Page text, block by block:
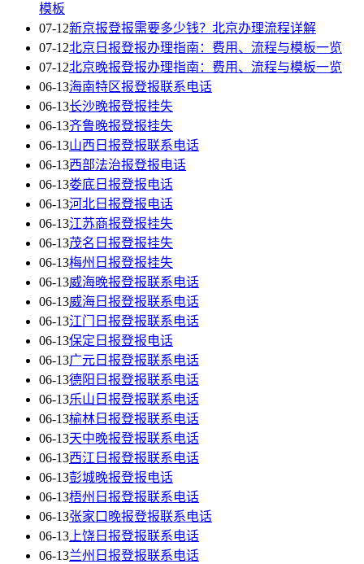
模板
07-12新京报登报需要多少钱？北京办理流程详解
07-12北京日报登报办理指南：费用、流程与模板一览
07-12北京晚报登报办理指南：费用、流程与模板一览
06-13海南特区报登报联系电话
06-13长沙晚报登报挂失
06-13齐鲁晚报登报挂失
06-13山西日报登报联系电话
06-13西部法治报登报电话
06-13娄底日报登报电话
06-13河北日报登报电话
06-13江苏商报登报挂失
06-13茂名日报登报挂失
06-13梅州日报登报挂失
06-13威海晚报登报联系电话
06-13威海日报登报联系电话
06-13江门日报登报联系电话
06-13保定日报登报电话
06-13广元日报登报联系电话
06-13德阳日报登报联系电话
06-13乐山日报登报联系电话
06-13榆林日报登报联系电话
06-13天中晚报登报联系电话
06-13西江日报登报联系电话
06-13彭城晚报登报电话
06-13梧州日报登报联系电话
06-13张家口晚报登报联系电话
06-13 上饶日报登报联系电话
06-13兰州日报登报联系电话